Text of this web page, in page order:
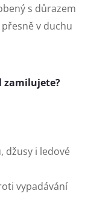
s důrazem
v duchu
l zamilujete?
džusy i ledové
vypadávání